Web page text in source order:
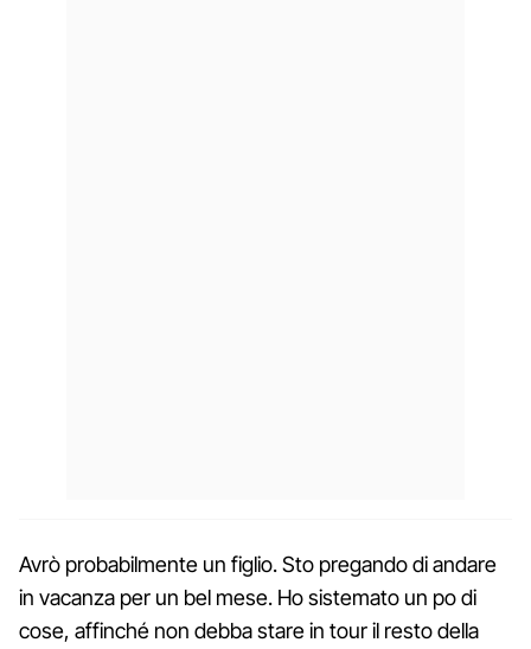
Avrò probabilmente un figlio. Sto pregando di andare
in vacanza per un bel mese. Ho sistemato un po di
cose, affinché non debba stare in tour il resto della